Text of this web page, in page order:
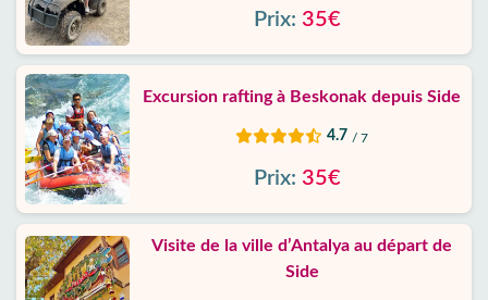
Prix: 35€
Excursion rafting à Beskonak depuis Side
4.7 / 7
Prix: 35€
Visite de la ville d’Antalya au départ de
Side